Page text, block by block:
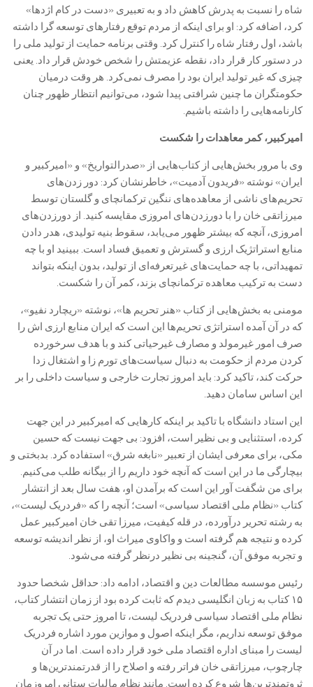
شاه را نسبت به پدرش کاهش داد و به تعبیری «دست در کام اژدها»
کرد، اضافه کرد: او برای اینکه از مردم توقع رفتار‌های توسعه گرا داشته
باشد، اول رفتار شاه را کنترل کرد. وقتی برنامه حمایت از تولید ملی را
در دستور کار قرار داد، نقطه عزیمتش را شخص خودش قرار داد. یعنی
چیزی که غیر تولید ایران بود را مصرف نمی‌کرد. هر وقت درمیان
حکومتگران ما چنین شرافتی پیدا شود، می‌توانیم انتظار ظهور چنان
کارنامه‌هایی را داشته باشیم.
امیرکبیر، کمر معاهدات را شکست
وی با مرور بخش‌هایی از کتاب‌هایی از «صدرالتواریخ» و «امیرکبیر و
ایران» نوشته «فریدون آدمیت»، خاطرنشان کرد: دور زدن‌های
تحریم‌های ناشی از معاهده‌های ننگین ترکمانچای و گلستان توسط
میرزاتقی خان را با دورزدن‌های امروزی مقایسه کنید. از دورزدن‌های
امروزی، آنچه که بیشتر ظهور می‌یابد، سقوط بنیه تولیدی، هدر دادن
منابع استراتژیک ارزی و گسترش و تعمیق فساد است. ببینید او با چه
تمهیداتی، با چه حمایت‌های غیرتعرفه‌ای از تولید، بدون اینکه بتواند
دست به ترکیب معاهده ترکمانچای بزند، کمر آن را شکست.
مومنی به بخش‌هایی از کتاب «هنر تحریم ها»، نوشته «ریچارد نفیو»،
که در آن آمده استراتژی تحریم‌ها این است که ایران منابع ارزی اش را
صرف امور غیرمولد و مصارف غیرحیاتی کند و با هدف سرخورده
کردن مردم از حکومت به دنبال سیاست‌های تورم زا و اشتغال زدا
حرکت کند، تاکید کرد: باید امروز تجارت خارجی و سیاست داخلی را بر
این اساس سامان دهید.
این استاد دانشگاه با تاکید بر اینکه کار‌هایی که امیرکبیر در این جهت
کرده، استثنایی و بی نظیر است، افزود: بی جهت نیست که حسین
مکی، برای معرفی ایشان از تعبیر «نابغه شرق» استفاده کرد. بدبختی و
بیچارگی ما در این است که آنچه خود داریم را از بیگانه طلب می‌کنیم.
برای من شگفت آور این است که برآمدن او، هفت سال بعد از انتشار
کتاب «نظام ملی اقتصاد سیاسی» است؛ آنچه را که «فردریک لیست»،
به رشته تحریر درآورده، در قله کیفیت، میرزا تقی خان امیرکبیر عمل
کرده و نتیجه هم گرفته است و واکاوی میراث او، از نظر اندیشه توسعه
و تجربه موفق آن، گنجینه بی نظیر درنظر گرفته می‌شود.
رئیس موسسه مطالعات دین و اقتصاد، ادامه داد: حداقل شخصا حدود
۱۵ کتاب به زبان انگلیسی دیدم که ثابت کرده بود از زمان انتشار کتاب،
نظام ملی اقتصاد سیاسی فردریک لیست، تا امروز حتی یک تجربه
موفق توسعه نداریم، مگر اینکه اصول و موازین مورد اشاره فردریک
لیست را مبنای اداره اقتصاد ملی خود قرار داده است. اما در آن
چارچوب، میرزاتقی خان فراتر رفته و اصلاح را از قدرتمندترین‌ها و
ثروتمندترین‌ها شروع کرده است. مانند نظام مالیات ستانی امروزمان